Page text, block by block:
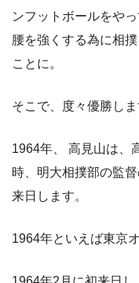
ンフットボールをや
腰を強くする為に相
ことに。
そこで、度々優勝しま
1964年、 高見山は、
時、明大相撲部の監
来日します。
1964年といえば東京